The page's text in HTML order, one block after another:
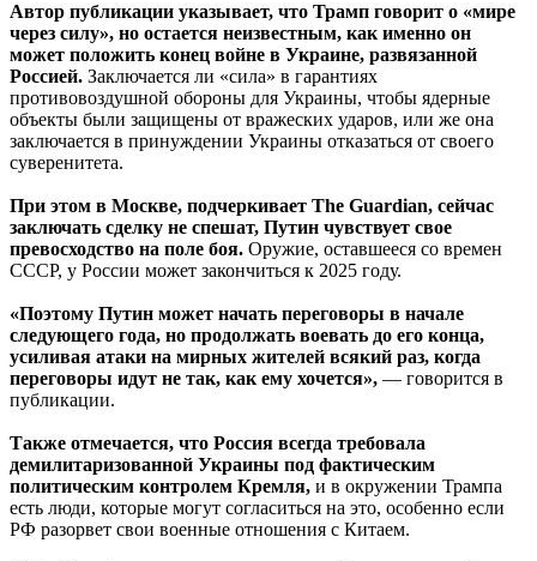
Автор публикации указывает, что Трамп говорит о «мире
через силу», но остается неизвестным, как именно он
может положить конец войне в Украине, развязанной
Россией. Заключается ли «сила» в гарантиях
противовоздушной обороны для Украины, чтобы ядерные
объекты были защищены от вражеских ударов, или же она
заключается в принуждении Украины отказаться от своего
суверенитета.
При этом в Москве, подчеркивает The Guardian, сейчас
заключать сделку не спешат, Путин чувствует свое
превосходство на поле боя. Оружие, оставшееся со времен
СССР, у России может закончиться к 2025 году.
«Поэтому Путин может начать переговоры в начале
следующего года, но продолжать воевать до его конца,
усиливая атаки на мирных жителей всякий раз, когда
переговоры идут не так, как ему хочется», — говорится в
публикации.
Также отмечается, что Россия всегда требовала
демилитаризованной Украины под фактическим
политическим контролем Кремля, и в окружении Трампа
есть люди, которые могут согласиться на это, особенно если
РФ разорвет свои военные отношения с Китаем.